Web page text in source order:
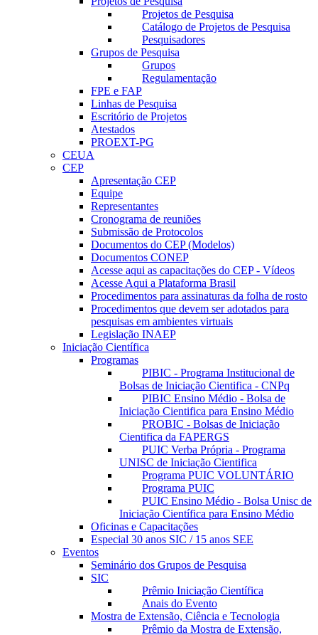
Projetos de Pesquisa
Catálogo de Projetos de Pesquisa
Pesquisadores
Grupos de Pesquisa
Grupos
Regulamentação
FPE e FAP
Linhas de Pesquisa
Escritório de Projetos
Atestados
PROEXT-PG
CEUA
CEP
Apresentação CEP
Equipe
Representantes
Cronograma de reuniões
Submissão de Protocolos
Documentos do CEP (Modelos)
Documentos CONEP
Acesse aqui as capacitações do CEP - Vídeos
Acesse Aqui a Plataforma Brasil
Procedimentos para assinaturas da folha de rosto
Procedimentos que devem ser adotados para
pesquisas em ambientes virtuais
Legislação INAEP
Iniciação Científica
Programas
PIBIC - Programa Institucional de
Bolsas de Iniciação Cientifica - CNPq
PIBIC Ensino Médio - Bolsa de
Iniciação Cientifica para Ensino Médio
PROBIC - Bolsas de Iniciação
Cientifica da FAPERGS
PUIC Verba Própria - Programa
UNISC de Iniciação Cientifica
Programa PUIC VOLUNTÁRIO
Programa PUIC
PUIC Ensino Médio - Bolsa Unisc de
Iniciação Científica para Ensino Médio
Oficinas e Capacitações
Especial 30 anos SIC / 15 anos SEE
Eventos
Seminário dos Grupos de Pesquisa
SIC
Prêmio Iniciação Científica
Anais do Evento
Mostra de Extensão, Ciência e Tecnologia
Prêmio da Mostra de Extensão,